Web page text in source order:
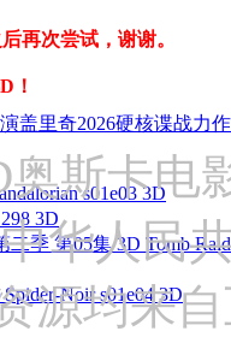
盖里奇2026硬核谍战力
s01e03 3D
3D
季 第05集 3D Tomb
Noir s01e04 3D
再次尝试，谢谢。
！
斯卡电
华人民
源均来